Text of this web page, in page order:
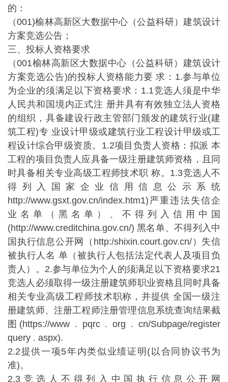
的：
（001)榆林高新区大数据中心（公益科研）建筑设计
方案竞选公告；
三、投标人资格要求
（001榆林高新区大数据中心（公益科研）建筑设计
方案竞选公告)的投标人资格能力要 求：1.参与单位
为企业的须满足以下资格要求：1.1竞选人须是中华
人民共和国境内正式注 册并具有有效独立法人资格
的组织，具备建设行政主管部门颁发的建筑行业(建
筑工程)专 业设计甲级或建筑行业工程设计甲级或工
程设计综合甲级资质。1.2项目负责人资格：拟派 本
工程的项目负责人应具备一级注册建筑师资格，且同
时具备相关专业高级工程师技术职 称。1.3竞选人不
得列入国家企业信用信息公示系统
http://www.gsxt.gov.cn/index.htm1)严重违法失信企
业名单（黑名单）、不得列入信用中国
(http://www.creditchina.gov.cn/) 黑名单、不得列入中
国执行信息公开网（http:/shixin.court.gov.cn/）失信
被执行人名 单（被执行人包括法定代表人及项目负
责人）。2.参与单位为个人的须满足以下资格要求21
竞选人必须取得一级注册建筑师职业资格且同时具备
相关专业高级工程师技术职称，并提供 全国一级注
册建筑师、注册工程师注册管理信息系统查询结果截
图(https://www . pqrc . org . cn/Subpage/register
query . aspx).
2.2提供一项5年内类似业绩证明(以合同协议书为
准)。
2.3竞选人不得列入中国执行信息公开网